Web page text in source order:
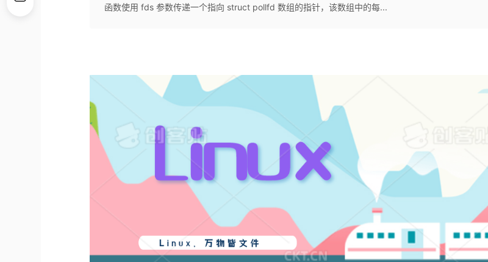
函数使用 fds 参数传递一个指向 struct pollfd 数组的指针，该数组中的每...